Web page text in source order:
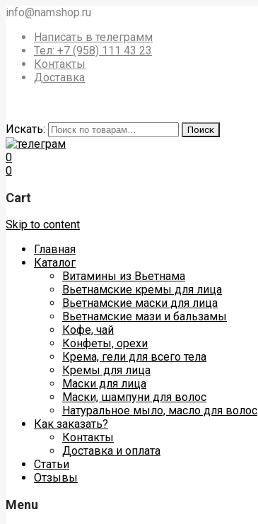
info@namshop.ru
Написать в телеграмм
Тел: +7 (958) 111 43 23
Контакты
Доставка
Искать: Поиск
0
0
Cart
Skip to content
Главная
Каталог
Витамины из Вьетнама
Вьетнамские кремы для лица
Вьетнамские маски для лица
Вьетнамские мази и бальзамы
Кофе, чай
Конфеты, орехи
Крема, гели для всего тела
Кремы для лица
Маски для лица
Маски, шампуни для волос
Натуральное мыло, масло для волос
Как заказать?
Контакты
Доставка и оплата
Статьи
Отзывы
Menu